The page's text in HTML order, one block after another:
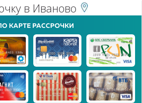
в Иваново
КАРТЕ РАССРОЧКИ